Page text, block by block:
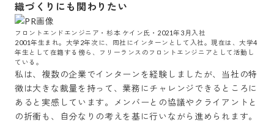
織づくりにも関わりたい
フロントエンドエンジニア・杉本 ケイン氏・2021年3月入社
2001年生まれ。大学2年次に、同社にインターンとして入社。現在は、大学4
年生として在籍する傍ら、フリーランスのフロントエンジニアとして活動し
ている。
私は、複数の企業でインターンを経験しましたが、当社の特
徴は大きな裁量を持って、業務にチャレンジできるところに
あると実感しています。メンバーとの協議やクライアントと
の折衝も、自分なりの考えを基に行いながら進められます。